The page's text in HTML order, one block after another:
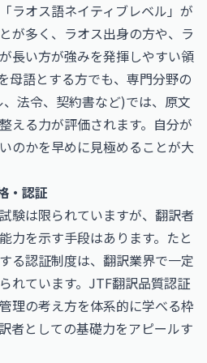
ラオス語ネイティブレベル」が
が多く、ラオス出身の方や、ラ
長い方が強みを発揮しやすい領
母語とする方でも、専門分野の
法令、契約書など)では、原文
える力が評価されます。自分が
のかを早めに見極めることが大
・認証
験は限られていますが、翻訳者
力を示す手段はあります。たと
る認証制度は、翻訳業界で一定
れています。 JTF翻訳品質認証
理の考え方を体系的に学べる枠
者としての基礎力をアピールす